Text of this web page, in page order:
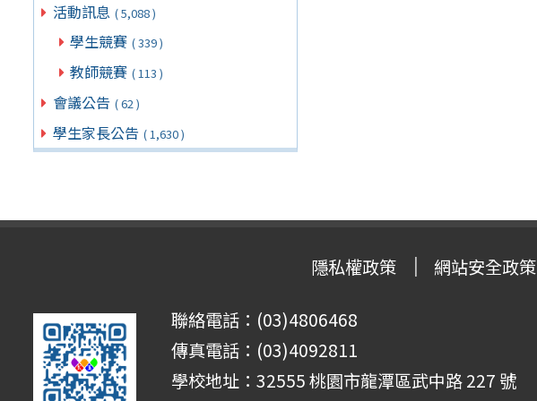
活動訊息 ( 5,088 )
學生競賽 ( 339 )
教師競賽 ( 113 )
會議公告 ( 62 )
學生家長公告 ( 1,630 )
隱私權政策 網站安全政策
聯絡電話：(03)4806468
傳真電話：(03)4092811
學校地址：32555 桃園市龍潭區武中路 227 號